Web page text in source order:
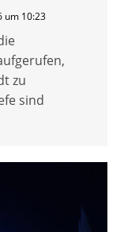
um 10:23
zu
sind